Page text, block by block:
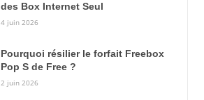
des Box Internet Seul
4 juin 2026
Pourquoi résilier le forfait Freebox
Pop S de Free ?
2 juin 2026